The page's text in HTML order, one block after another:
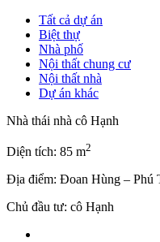
Tất cả dự án
Biệt thự
Nhà phố
Nội thất chung cư
Nội thất nhà
Dự án khác
Nhà thái nhà cô Hạnh
Diện tích: 85 m2
Địa điểm: Đoan Hùng – Phú
Chủ đầu tư: cô Hạnh